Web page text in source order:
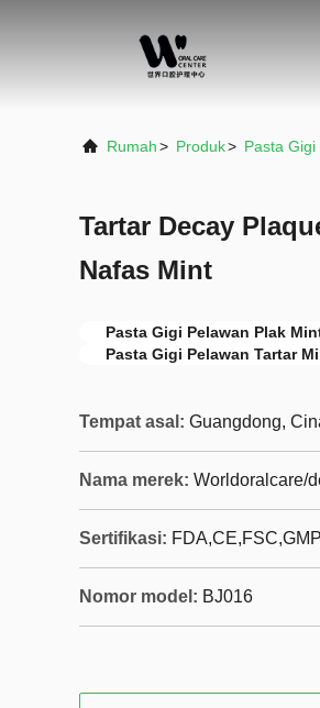
Rumah> Produk> Pasta
Tartar Decay
Nafas Mint
Pasta Gigi Pelawan Plak
Pasta Gigi Pelawan Tartar
Tempat asal: Guangdong,
Nama merek: Worldoralcare/
Sertifikasi:
Nomor model: BJ016